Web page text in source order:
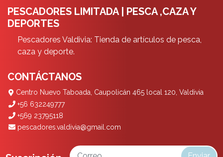
PESCADORES LIMITADA | PESCA ,CAZA Y
DEPORTES
Pescadores Valdivia: Tienda de artículos de pesca,
caza y deporte.
CONTÁCTANOS
Centro Nuevo Taboada, Caupolicán 465 local 120, Valdivia
+56 632249777
+569 23795118
pescadores.valdivia@gmail.com